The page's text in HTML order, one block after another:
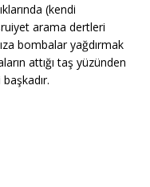
(kendi
arama dertleri
bombalar yağdırmak
attığı taş yüzünden